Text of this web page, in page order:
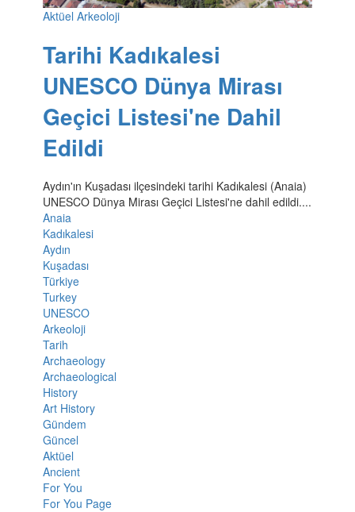
Aktüel Arkeoloji
Tarihi Kadıkalesi
UNESCO Dünya Mirası
Geçici Listesi'ne Dahil
Edildi
Aydın'ın Kuşadası ilçesindeki tarihi Kadıkalesi (Anaia)
UNESCO Dünya Mirası Geçici Listesi'ne dahil edildi....
Anaia
Kadıkalesi
Aydın
Kuşadası
Türkiye
Turkey
UNESCO
Arkeoloji
Tarih
Archaeology
Archaeological
History
Art History
Gündem
Güncel
Aktüel
Ancient
For You
For You Page